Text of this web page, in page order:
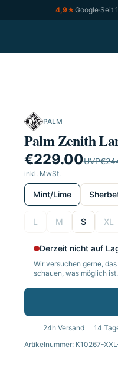
4,9★Google·Seit
PALM
Palm Zenith
€229.00UVP
inkl. MwSt.
wählen
Mint/Lime
wählen
L M S XL
Derzeit nicht auf
Wir versuchen gerne,
schauen, was möglich ist.
24h Versand 14
Artikelnummer: K10267-